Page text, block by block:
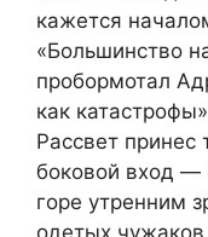
кажется
«Большинство
пробормотал
как
Рассвет принес
боковой вход —
горе утренним